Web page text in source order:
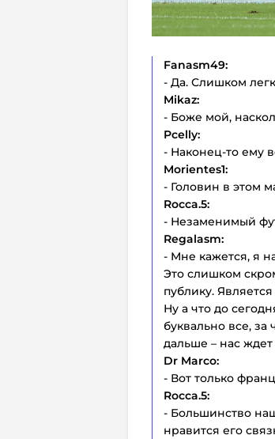
Fanasm49:
- Да. Слишком
Mikaz:
- Боже мой,
Pcelly:
- Наконец-то ему
Morientes1:
- Головин в этом
Rocca.5:
- Незаменимый
Regalasm:
- Мне кажется, я
Это слишком
публику.
Ну а что до
буквально все,
дальше – нас
Dr Marco:
- Вот только
Rocca.5:
- Большинство
нравится его